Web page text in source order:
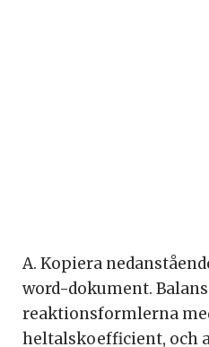
A. Kopiera
word-dokument.
reaktionsformlerna
heltalskoefficient, och